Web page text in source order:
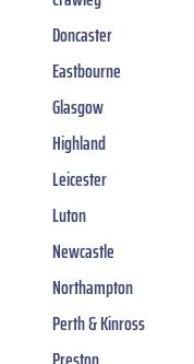
Doncaster
Eastbourne
Glasgow
Highland
Leicester
Luton
Newcastle
Northampton
Perth & Kinross